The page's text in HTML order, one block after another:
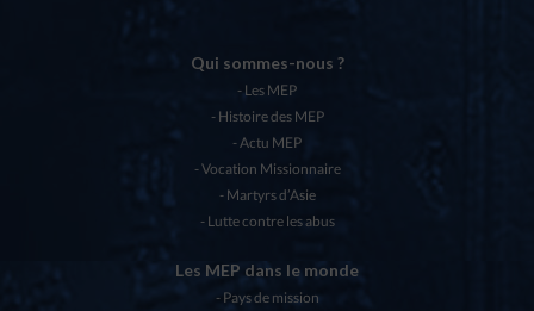
Qui sommes-nous ?
Les MEP
Histoire des MEP
Actu MEP
Vocation Missionnaire
Martyrs d’Asie
Lutte contre les abus
Les MEP dans le monde
Pays de mission